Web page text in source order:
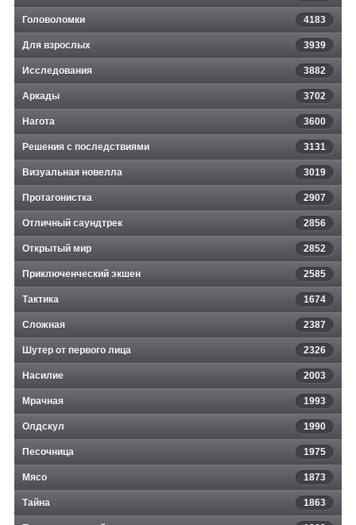
Головоломки 4183
Для взрослых 3939
Исследования 3882
Аркады 3702
Нагота 3600
Решения с последствиями 3131
Визуальная новелла 3019
Протагонистка 2907
Отличный саундтрек 2856
Открытый мир 2852
Приключенческий экшен 2585
Тактика 1674
Сложная 2387
Шутер от первого лица 2326
Насилие 2003
Мрачная 1993
Олдскул 1990
Песочница 1975
Мясо 1873
Тайна 1863